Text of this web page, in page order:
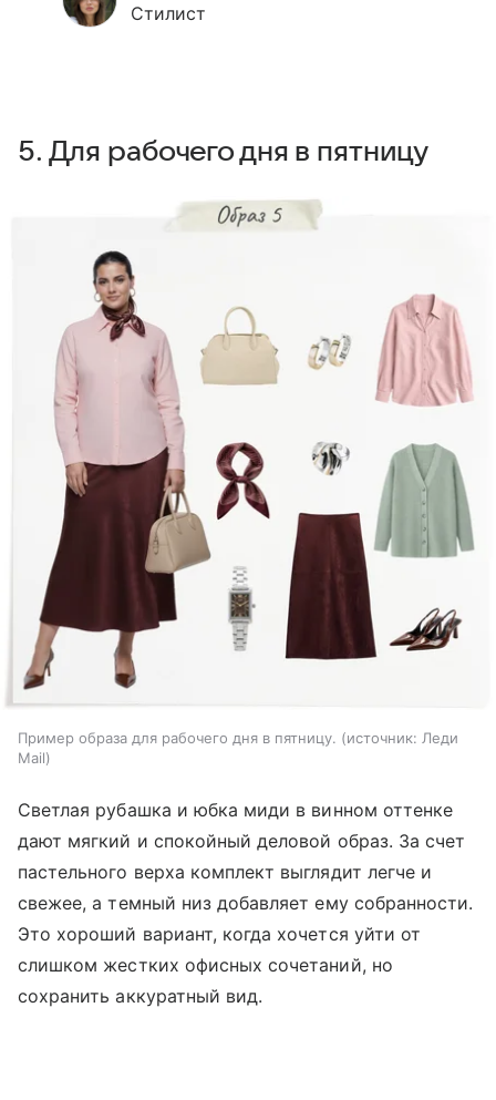
Стилист
5. Для рабочего дня в пятницу
Пример образа для рабочего дня в пятницу. источник: Леди
Mail
Светлая рубашка и юбка миди в винном оттенке
дают мягкий и спокойный деловой образ. За счет
пастельного верха комплект выглядит легче и
свежее, а темный низ добавляет ему собранности.
Это хороший вариант, когда хочется уйти от
слишком жестких офисных сочетаний, но
сохранить аккуратный вид.